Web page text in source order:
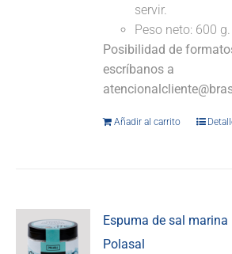
servir.
Peso neto: 600 g.
Posibilidad de
escríbanos a
Añadir al carrito
Espuma de sal
Polasal